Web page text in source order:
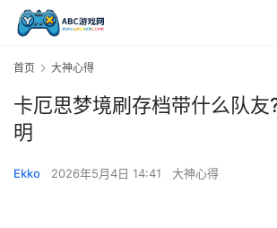
首页 大神心得
卡厄思梦境刷存档带什么队友
明
Ekko 2026年5月4日 14:41 大神心得